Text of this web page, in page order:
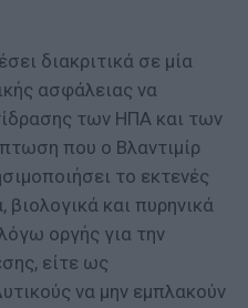
διακριτικά σε μία
ασφάλειας να
των ΗΠΑ και των
που ο Βλαντιμίρ
το εκτενές
και πυρηνικά
οργής για την
είτε ως
να μην εμπλακούν